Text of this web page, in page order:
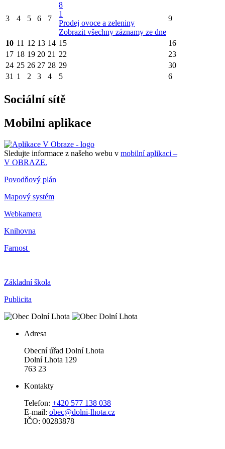
3 4 5 6 7
8
1
Prodej ovoce a zeleniny
Zobrazit všechny záznamy ze dne
9
10 11 12 13 14 15
16
17 18 19 20 21 22
23
24 25 26 27 28 29
30
31 1 2 3 4 5 6
Sociální sítě
Mobilní aplikace
Sledujte informace z našeho webu v mobilní aplikaci –
V OBRAZE.
Povodňový plán
Mapový systém
Webkamera
Knihovna
Farnost
Základní škola
Publicita
Adresa
Obecní úřad Dolní Lhota
Dolní Lhota 129
763 23
Kontakty
Telefon: +420 577 138 038
E-mail: obec@dolni-lhota.cz
IČO: 00283878